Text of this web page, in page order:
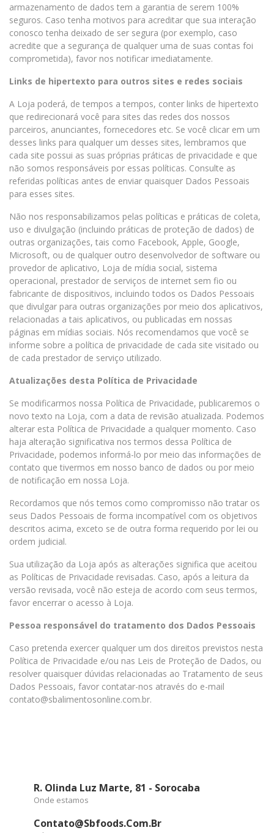
armazenamento de dados tem a garantia de serem 100%
seguros. Caso tenha motivos para acreditar que sua interação
conosco tenha deixado de ser segura (por exemplo, caso
acredite que a segurança de qualquer uma de suas contas foi
comprometida), favor nos notificar imediatamente.
Links de hipertexto para outros sites e redes sociais
A Loja poderá, de tempos a tempos, conter links de hipertexto
que redirecionará você para sites das redes dos nossos
parceiros, anunciantes, fornecedores etc. Se você clicar em um
desses links para qualquer um desses sites, lembramos que
cada site possui as suas próprias práticas de privacidade e que
não somos responsáveis por essas políticas. Consulte as
referidas políticas antes de enviar quaisquer Dados Pessoais
para esses sites.
Não nos responsabilizamos pelas políticas e práticas de coleta,
uso e divulgação (incluindo práticas de proteção de dados) de
outras organizações, tais como Facebook, Apple, Google,
Microsoft, ou de qualquer outro desenvolvedor de software ou
provedor de aplicativo, Loja de mídia social, sistema
operacional, prestador de serviços de internet sem fio ou
fabricante de dispositivos, incluindo todos os Dados Pessoais
que divulgar para outras organizações por meio dos aplicativos,
relacionadas a tais aplicativos, ou publicadas em nossas
páginas em mídias sociais. Nós recomendamos que você se
informe sobre a política de privacidade de cada site visitado ou
de cada prestador de serviço utilizado.
Atualizações desta Política de Privacidade
Se modificarmos nossa Política de Privacidade, publicaremos o
novo texto na Loja, com a data de revisão atualizada. Podemos
alterar esta Política de Privacidade a qualquer momento. Caso
haja alteração significativa nos termos dessa Política de
Privacidade, podemos informá-lo por meio das informações de
contato que tivermos em nosso banco de dados ou por meio
de notificação em nossa Loja.
Recordamos que nós temos como compromisso não tratar os
seus Dados Pessoais de forma incompatível com os objetivos
descritos acima, exceto se de outra forma requerido por lei ou
ordem judicial.
Sua utilização da Loja após as alterações significa que aceitou
as Políticas de Privacidade revisadas. Caso, após a leitura da
versão revisada, você não esteja de acordo com seus termos,
favor encerrar o acesso à Loja.
Pessoa responsável do tratamento dos Dados Pessoais
Caso pretenda exercer qualquer um dos direitos previstos nesta
Política de Privacidade e/ou nas Leis de Proteção de Dados, ou
resolver quaisquer dúvidas relacionadas ao Tratamento de seus
Dados Pessoais, favor contatar-nos através do e-mail
contato@sbalimentosonline.com.br.
R. Olinda Luz Marte, 81 - Sorocaba
Onde estamos
Contato@sbfoods.com.br